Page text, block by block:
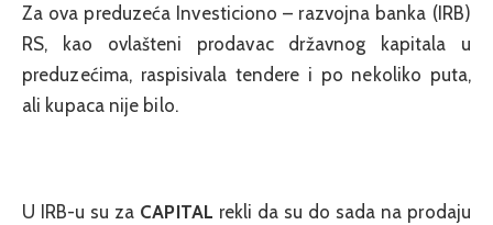
Za ova preduzeća Investiciono – razvojna banka (IRB)
RS, kao ovlašteni prodavac državnog kapitala u
preduzećima, raspisivala tendere i po nekoliko puta,
ali kupaca nije bilo.
U IRB-u su za CAPITAL rekli da su do sada na prodaju